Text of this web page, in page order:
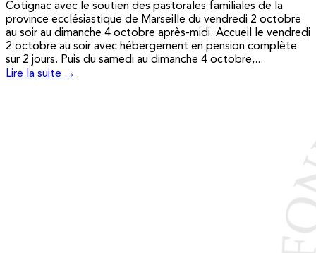
Cotignac avec le soutien des pastorales familiales de la
province ecclésiastique de Marseille du vendredi 2 octobre
au soir au dimanche 4 octobre après-midi. Accueil le vendredi
2 octobre au soir avec hébergement en pension complète
sur 2 jours. Puis du samedi au dimanche 4 octobre,...
Lire la suite →